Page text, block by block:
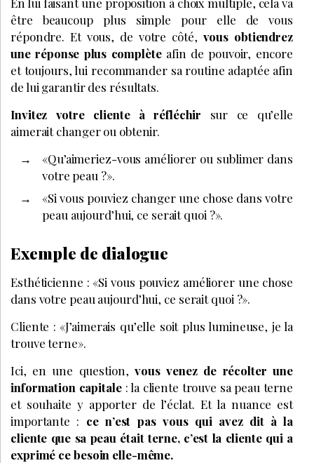
être beaucoup plus simple pour elle de vous
répondre. Et vous, de votre côté, vous obtiendrez
une réponse plus complèteafin de pouvoir, encore
et toujours, lui recommander sa routine adaptée afin
de lui garantir des résultats.
Invitez votre cliente à réfléchir sur ce qu’elle
aimerait changer ou obtenir.
«Qu’aimeriez-vous améliorer ou sublimer dans
votre peau ?».
«Si vous pouviez changer une chose dans votre
peau aujourd’hui, ce serait quoi ?».
Exemple de dialogue
Esthéticienne : «Si vous pouviez améliorer une chose
dans votre peau aujourd’hui, ce serait quoi ?».
Cliente : «J’aimerais qu’elle soit plus lumineuse, je la
trouve terne».
Ici, en une question,vous venez de récolter une
information capitale: la cliente trouve sa peau terne
et souhaite y apporter de l’éclat. Et la nuance est
importante : ce n’est pas vous qui avez dit à la
cliente que sa peau était terne, c’est la cliente qui a
exprimé ce besoin elle-même.